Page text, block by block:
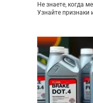
Не знаете, когда
Узнайте признаки